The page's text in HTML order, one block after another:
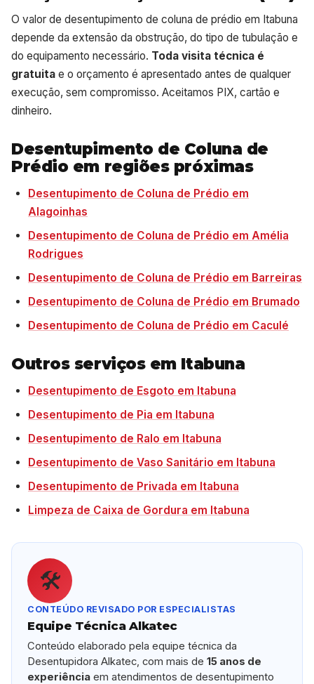
O valor de desentupimento de coluna de prédio em Itabuna
depende da extensão da obstrução, do tipo de tubulação e
do equipamento necessário. Toda visita técnica é
gratuita e o orçamento é apresentado antes de qualquer
execução, sem compromisso. Aceitamos PIX, cartão e
dinheiro.
Desentupimento de Coluna de
Prédio em regiões próximas
Desentupimento de Coluna de Prédio em
Alagoinhas
Desentupimento de Coluna de Prédio em Amélia
Rodrigues
Desentupimento de Coluna de Prédio em Barreiras
Desentupimento de Coluna de Prédio em Brumado
Desentupimento de Coluna de Prédio em Caculé
Outros serviços em Itabuna
Desentupimento de Esgoto em Itabuna
Desentupimento de Pia em Itabuna
Desentupimento de Ralo em Itabuna
Desentupimento de Vaso Sanitário em Itabuna
Desentupimento de Privada em Itabuna
Limpeza de Caixa de Gordura em Itabuna
🛠️
CONTEÚDO REVISADO POR ESPECIALISTAS
Equipe Técnica Alkatec
Conteúdo elaborado pela equipe técnica da
Desentupidora Alkatec, com mais de15 anos de
experiência em atendimentos de desentupimento